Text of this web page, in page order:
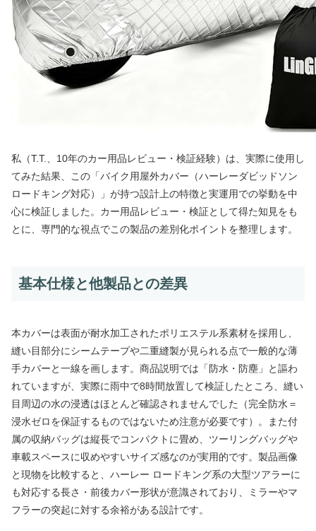
私（T.T.、10年のカー用品レビュー・検証経験）は、実際に使用し
てみた結果、この「バイク用屋外カバー（ハーレーダビッドソン
ロードキング対応）」が持つ設計上の特徴と実運用での挙動を中
心に検証しました。カー用品レビュー・検証として得た知見をも
とに、専門的な視点でこの製品の差別化ポイントを整理します。
基本仕様と他製品との差異
本カバーは表面が耐水加工されたポリエステル系素材を採用し、
縫い目部分にシームテープや二重縫製が見られる点で一般的な薄
手カバーと一線を画します。商品説明では「防水・防塵」と謳わ
れていますが、実際に雨中で8時間放置して検証したところ、縫い
目周辺の水の浸透はほとんど確認されませんでした（完全防水＝
浸水ゼロを保証するものではないため注意が必要です）。また付
属の収納バッグは縦長でコンパクトに畳め、ツーリングバッグや
車載スペースに収めやすいサイズ感なのが実用的です。製品画像
と現物を比較すると、ハーレー ロードキング系の大型ツアラーに
も対応する長さ・前後カバー形状が意識されており、ミラーやマ
フラーの突起に対する余裕がある設計です。